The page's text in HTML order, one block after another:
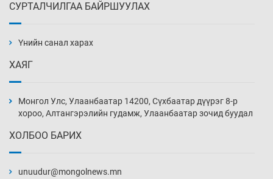
3 цаг 27 мин
3 цаг 57 мин
4 цаг 27 мин
СУРТАЛЧИЛГАА БАЙРШУУЛАХ
Үнийн санал харах
ХАЯГ
Монгол Улс, Улаанбаатар 14200, Сүхбаатар дүүрэг 8-р
хороо, Алтангэрэлийн гудамж, Улаанбаатар зочид буудал
ХОЛБОО БАРИХ
unuudur@mongolnews.mn